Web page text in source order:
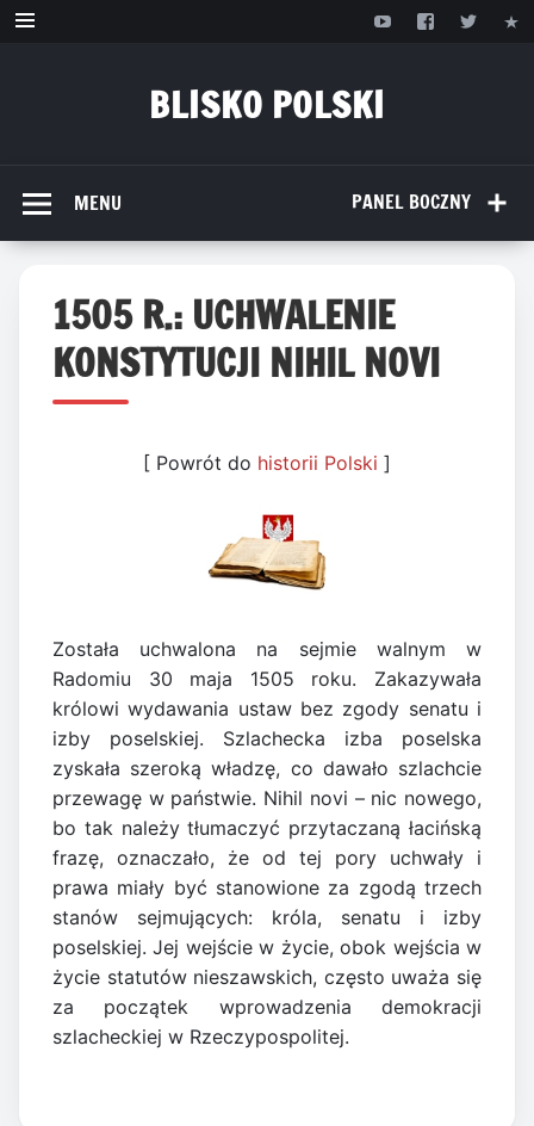
Przejdź
BLISKO POLSKI
PANEL BOCZNY
MENU
1505 R.: UCHWALENIE
KONSTYTUCJI NIHIL NOVI
[ Powrót do historii Polski ]
Została uchwalona na sejmie walnym w
Radomiu 30 maja 1505 roku. Zakazywała
królowi wydawania ustaw bez zgody senatu i
izby poselskiej. Szlachecka izba poselska
zyskała szeroką władzę, co dawało szlachcie
przewagę w państwie. Nihil novi – nic nowego,
bo tak należy tłumaczyć przytaczaną łacińską
frazę, oznaczało, że od tej pory uchwały i
prawa miały być stanowione za zgodą trzech
stanów sejmujących: króla, senatu i izby
poselskiej. Jej wejście w życie, obok wejścia w
życie statutów nieszawskich, często uważa się
za początek wprowadzenia demokracji
szlacheckiej w Rzeczypospolitej.